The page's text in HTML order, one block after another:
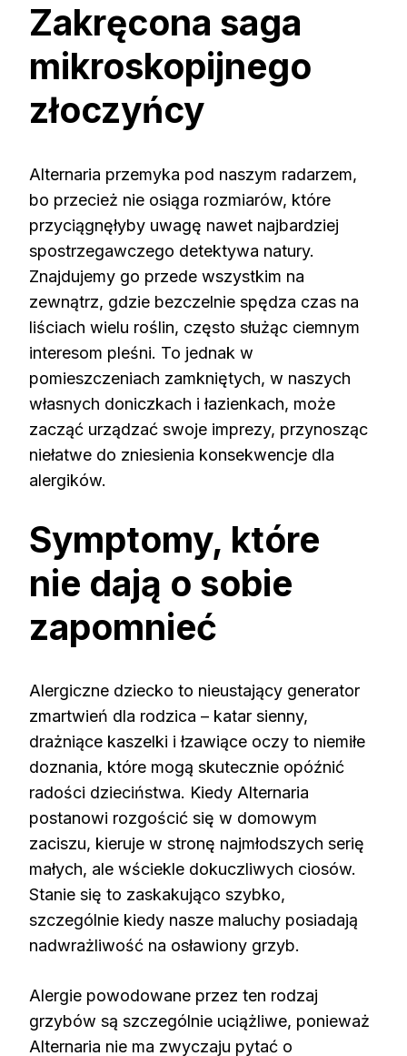
Zakręcona saga
mikroskopijnego
złoczyńcy
Alternaria przemyka pod naszym radarzem,
bo przecież nie osiąga rozmiarów, które
przyciągnęłyby uwagę nawet najbardziej
spostrzegawczego detektywa natury.
Znajdujemy go przede wszystkim na
zewnątrz, gdzie bezczelnie spędza czas na
liściach wielu roślin, często służąc ciemnym
interesom pleśni. To jednak w
pomieszczeniach zamkniętych, w naszych
własnych doniczkach i łazienkach, może
zacząć urządzać swoje imprezy, przynosząc
niełatwe do zniesienia konsekwencje dla
alergików.
Symptomy, które
nie dają o sobie
zapomnieć
Alergiczne dziecko to nieustający generator
zmartwień dla rodzica – katar sienny,
drażniące kaszelki i łzawiące oczy to niemiłe
doznania, które mogą skutecznie opóźnić
radości dzieciństwa. Kiedy Alternaria
postanowi rozgościć się w domowym
zaciszu, kieruje w stronę najmłodszych serię
małych, ale wściekle dokuczliwych ciosów.
Stanie się to zaskakująco szybko,
szczególnie kiedy nasze maluchy posiadają
nadwrażliwość na osławiony grzyb.
Alergie powodowane przez ten rodzaj
grzybów są szczególnie uciążliwe, ponieważ
Alternaria nie ma zwyczaju pytać o